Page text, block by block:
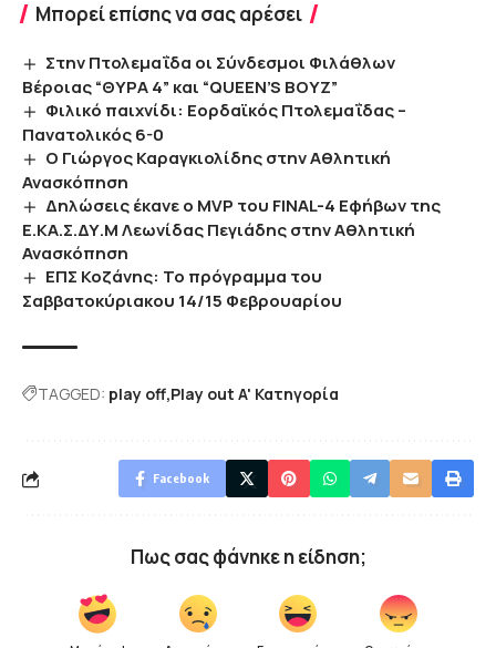
Μπορεί επίσης να σας αρέσει
Στην Πτολεμαΐδα οι Σύνδεσμοι Φιλάθλων
Βέροιας “ΘΥΡΑ 4” και “QUEEN’S BOYZ”
Φιλικό παιχνίδι: Εορδαϊκός Πτολεμαΐδας –
Πανατολικός 6-0
Ο Γιώργος Καραγκιολίδης στην Αθλητική
Ανασκόπηση
Δηλώσεις έκανε ο MVP του FINAL-4 Eφήβων της
Ε.ΚΑ.Σ.ΔΥ.Μ Λεωνίδας Πεγιάδης στην Αθλητική
Ανασκόπηση
ΕΠΣ Κοζάνης: Το πρόγραμμα του
Σαββατοκύριακου 14/15 Φεβρουαρίου
TAGGED: play off Play out A' Κατηγορία
Facebook
Πως σας φάνηκε η είδηση;